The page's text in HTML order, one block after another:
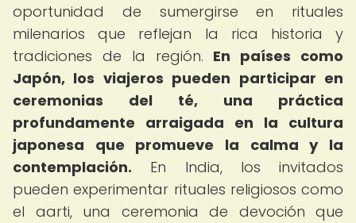
oportunidad de sumergirse en rituales
milenarios que reflejan la rica historia y
tradiciones de la región. En países como
Japón, los viajeros pueden participar en
ceremonias del té, una práctica
profundamente arraigada en la cultura
japonesa que promueve la calma y la
contemplación. En India, los invitados
pueden experimentar rituales religiosos como
el aarti, una ceremonia de devoción que